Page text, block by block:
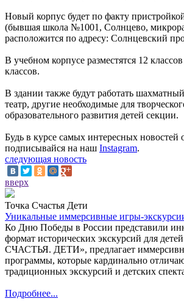
Новый корпус будет по факту
(бывшая школа №1001, Солнцево,
расположится по адресу: Солнцевский
В учебном корпусе разместятся 12
классов.
В здании также будут работать
театр, другие необходимые для
образовательного развития детей секции.
Будь в курсе самых интересных новостей
подписывайся на наш Instagram.
следующая новость
вверх
Точка Счастья Дети
Уникальные иммерсивные игры-
Ко Дню Победы в России представили
формат исторических экскурсий для
СЧАСТЬЯ. ДЕТИ», предлагает
программы, которые кардинально
традиционных экскурсий и детских
Подробнее...